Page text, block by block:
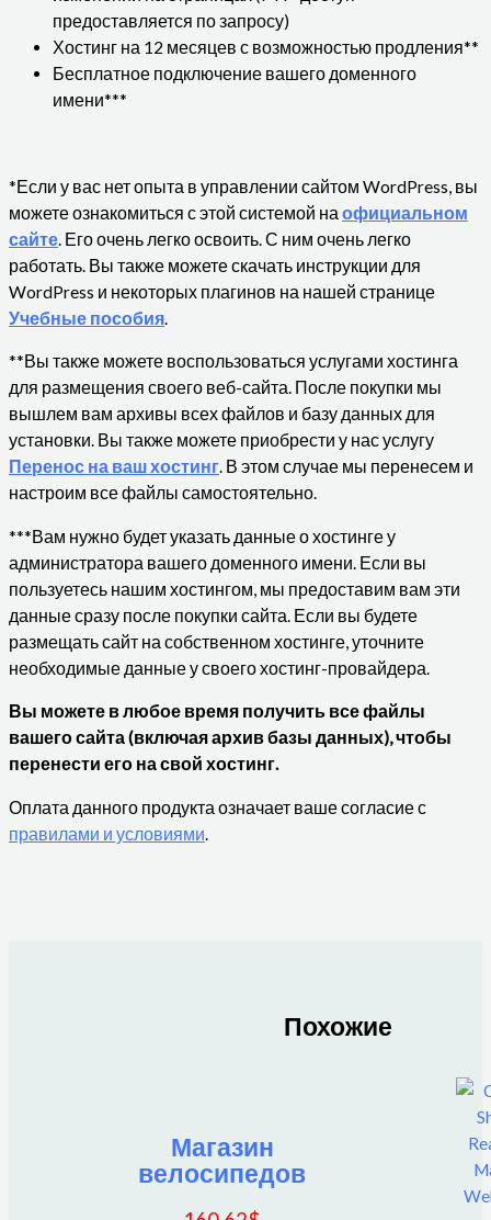
предоставляется по запросу)
Хостинг на 12 месяцев с возможностью продления**
Бесплатное подключение вашего доменного
имени***
*Если у вас нет опыта в управлении сайтом WordPress, вы
можете ознакомиться с этой системой на официальном
сайте. Его очень легко освоить. С ним очень легко
работать. Вы также можете скачать инструкции для
WordPress и некоторых плагинов на нашей странице
Учебные пособия.
**Вы также можете воспользоваться услугами хостинга
для размещения своего веб-сайта. После покупки мы
вышлем вам архивы всех файлов и базу данных для
установки. Вы также можете приобрести у нас услугу
Перенос на ваш хостинг. В этом случае мы перенесем и
настроим все файлы самостоятельно.
***Вам нужно будет указать данные о хостинге у
администратора вашего доменного имени. Если вы
пользуетесь нашим хостингом, мы предоставим вам эти
данные сразу после покупки сайта. Если вы будете
размещать сайт на собственном хостинге, уточните
необходимые данные у своего хостинг-провайдера.
Вы можете в любое время получить все файлы
вашего сайта (включая архив базы данных), чтобы
перенести его на свой хостинг.
Оплата данного продукта означает ваше согласие с
правилами и условиями.
Похожие
Магазин
велосипедов